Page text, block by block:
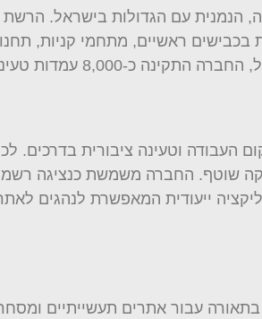
בכבישים ראשיים, מתחמי
למעלה מ-420 לקוחות עסקיים.
וטעינה ציבורית בדרכים. לכל
שוטף. החברה משמשת כנציגה
ייעודית המאפשרת לנהגים